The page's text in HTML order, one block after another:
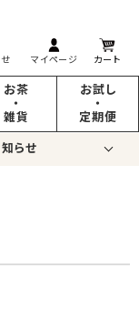
マイページ カート
お茶
・
雑貨
お試し
・
定期便
らせ